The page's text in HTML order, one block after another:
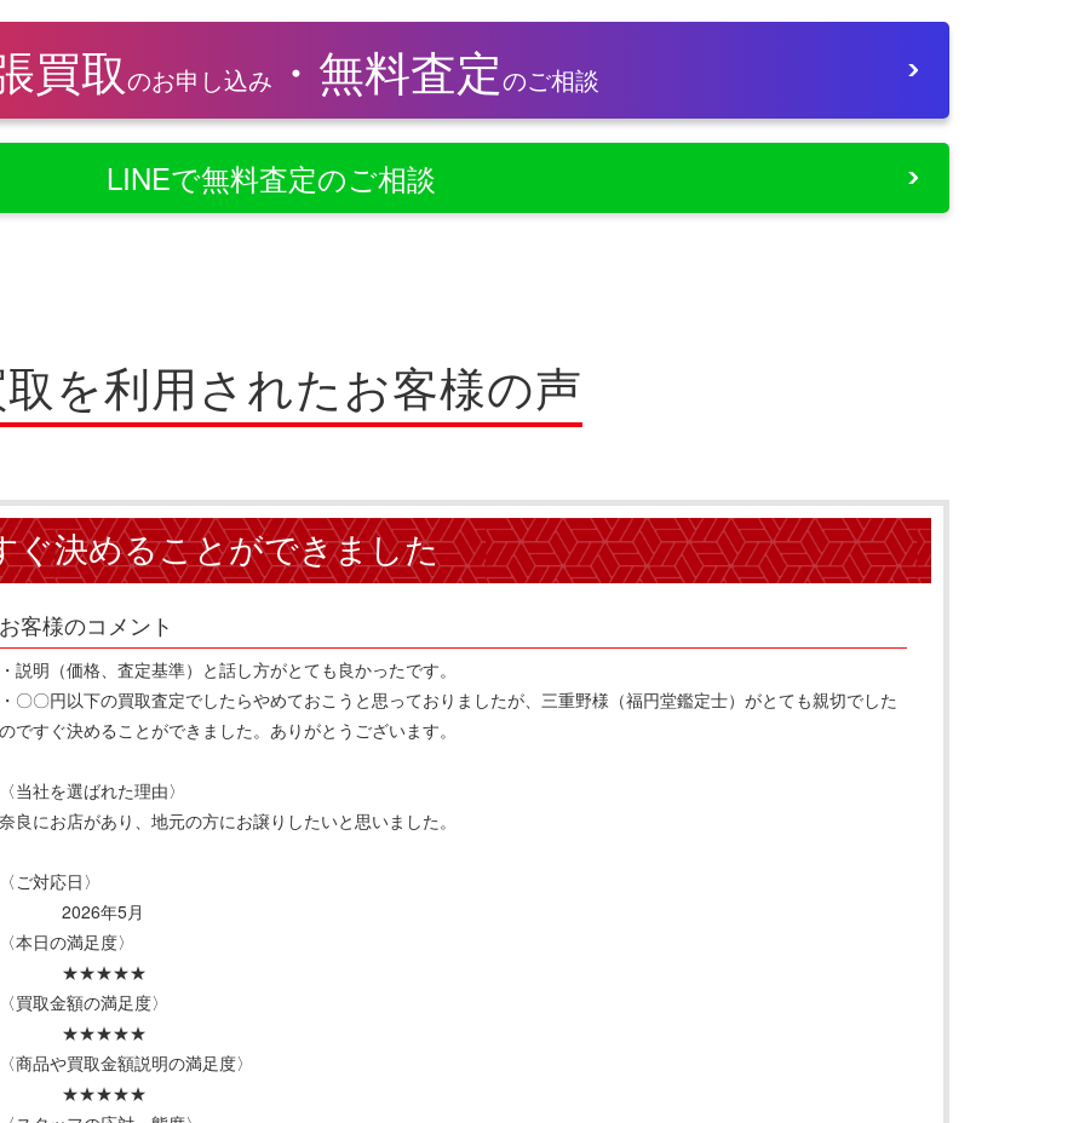
買取のお申し込み ・ 無料査定のご相談
LINEで無料査定のご相談
を利用されたお客様の声
ぐ決めることができました
お客様のコメント
・説明（価格、査定基準）と話し方がとても良かったです。
・〇〇円以下の買取査定でしたらやめておこうと思っておりましたが、三重野様（福円堂鑑定士）がとても親切でした
のですぐ決めることができました。ありがとうございます。
〈当社を選ばれた理由〉
奈良にお店があり、地元の方にお譲りしたいと思いました。
〈ご対応日〉
2026年5月
〈本日の満足度〉
★★★★★
〈買取金額の満足度〉
★★★★★
〈商品や買取金額説明の満足度〉
★★★★★